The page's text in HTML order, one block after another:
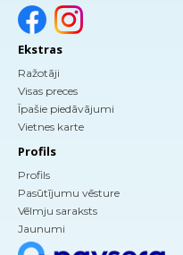
Ekstras
Ražotāji
Visas preces
Īpašie piedāvājumi
Vietnes karte
Profils
Profils
Pasūtījumu vēsture
Vēlmju saraksts
Jaunumi